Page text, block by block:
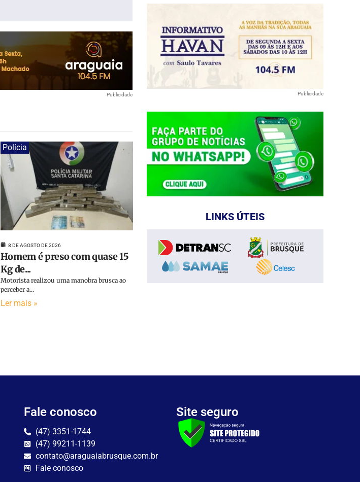
Publicidade
Polícia
8 DE AGOSTO DE 2026
Homem é preso com quase 15
Kg de...
Motorista realizou uma manobra brusca ao
perceber a...
Ler mais »
Publicidade
LINKS ÚTEIS
Fale conosco
(47) 3351-1744
(47) 99211-1139
contato@araguaiabrusque.com.br
Fale conosco
Site seguro